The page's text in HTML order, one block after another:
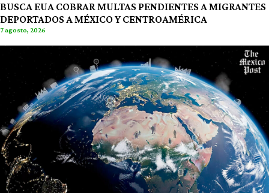
BUSCA EUA COBRAR MULTAS PENDIENTES A MIGRANTES
DEPORTADOS A MÉXICO Y CENTROAMÉRICA
7 agosto, 2026